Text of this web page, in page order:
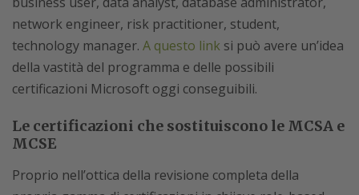
network engineer, risk practitioner, student,
technology manager. A questo link si può avere un’idea
della vastità del programma e delle possibili
certificazioni Microsoft oggi conseguibili.
Le certificazioni che sostituiscono le MCSA e
MCSE
Proprio nell’ottica della revisione completa della